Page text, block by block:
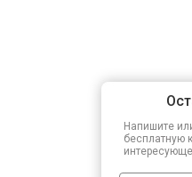
Напишите
бесплатную